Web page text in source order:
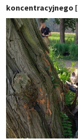
koncentracyjnego